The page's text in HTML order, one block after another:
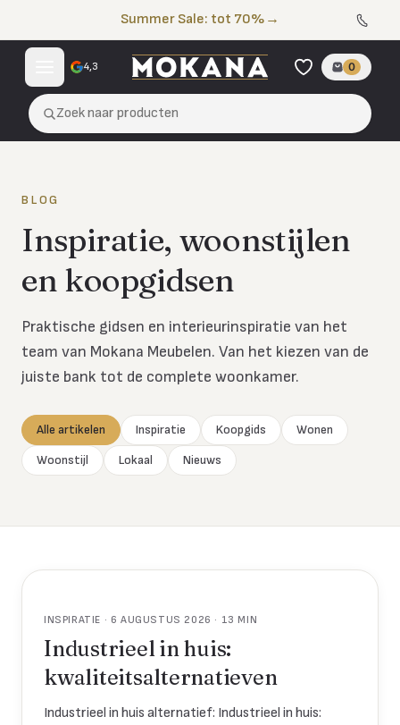
Summer Sale: tot 70% →
4,3 0
Zoek naar producten
BLOG
Inspiratie, woonstijlen
en koopgidsen
Praktische gidsen en interieurinspiratie van het
team van Mokana Meubelen. Van het kiezen van de
juiste bank tot de complete woonkamer.
Alle artikelen Inspiratie Koopgids
Wonen
Woonstijl
Lokaal Nieuws
INSPIRATIE · 6 AUGUSTUS 2026 · 13 MIN
Industrieel in huis:
kwaliteitsalternatieven
Industrieel in huis alternatief: Industrieel in huis: